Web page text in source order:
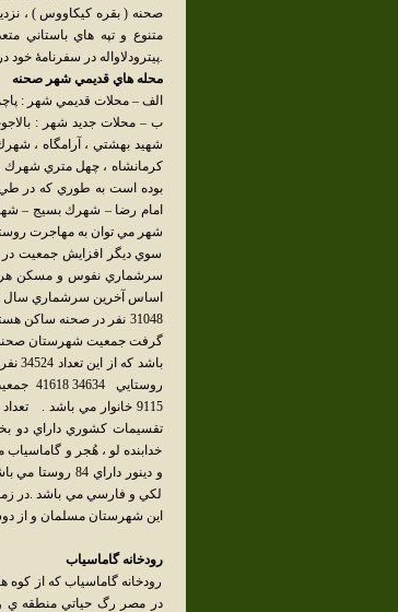
صحنه ( بقره كيكاووس ) ،
متنوع و تپه هاي باستاني
.پيترودلاواله در سفرنامۀ خود در سال 1617 ميلادي و اصطخري در كتاب سالك المالك از
محله هاي قديمي شهر صحنه
الف – محلات قديمي شهر :
ب – محلات جديد شهر :
شهيد بهشتي ، آرامگاه ،
كرمانشاه ، چهل متري
امام رضا – شهرك بسيج –
شهر مي توان به مهاجرت
سوي ديگر افزايش جمعيت
تقسيمات كشوري داراي دو
خدابنده لو ، هُجر و
و دينور داراي
لكي و فارسي مي باشد .در
اين شهرستان مسلمان و از
رودخانه گاماسياب
رودخانه گاماسياب كه از
در مصر رگ حياتي منطقه ي